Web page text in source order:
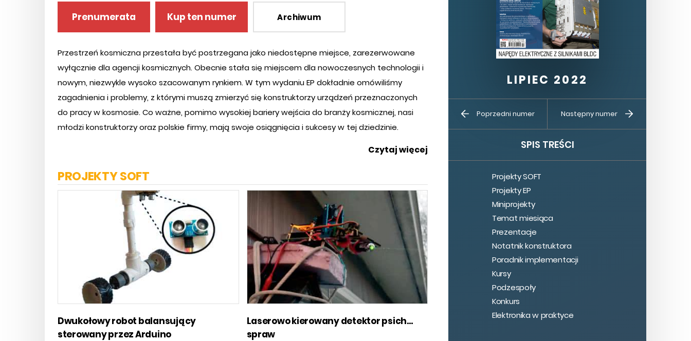
Prenumerata Kup ten numer Archiwum
Przestrzeń kosmiczna przestała być postrzegana jako niedostępne miejsce, zarezerwowane
wyłącznie dla agencji kosmicznych. Obecnie stała się miejscem dla nowoczesnych technologii i
nowym, niezwykle wysoko szacowanym rynkiem. W tym wydaniu EP dokładnie omówiliśmy
zagadnienia i problemy, z którymi muszą zmierzyć się konstruktorzy urządzeń przeznaczonych
do pracy w kosmosie. Co ważne, pomimo wysokiej bariery wejścia do branży kosmicznej, nasi
młodzi konstruktorzy oraz polskie firmy, mają swoje osiągnięcia i sukcesy w tej dziedzinie.
Czytaj więcej
PROJEKTY SOFT
Dwukołowy robot balansujący
sterowany przez Arduino
Laserowo kierowany detektor psich...
spraw
LIPIEC 2022
Prenumerata
numer
Poprzedni numer Następny numer
SPIS TREŚCI
Projekty SOFT
Projekty EP
Miniprojekty
Temat miesiąca
Prezentacje
Notatnik konstruktora
Poradnik implementacji
Kursy
Podzespoły
Konkurs
Elektronika w praktyce